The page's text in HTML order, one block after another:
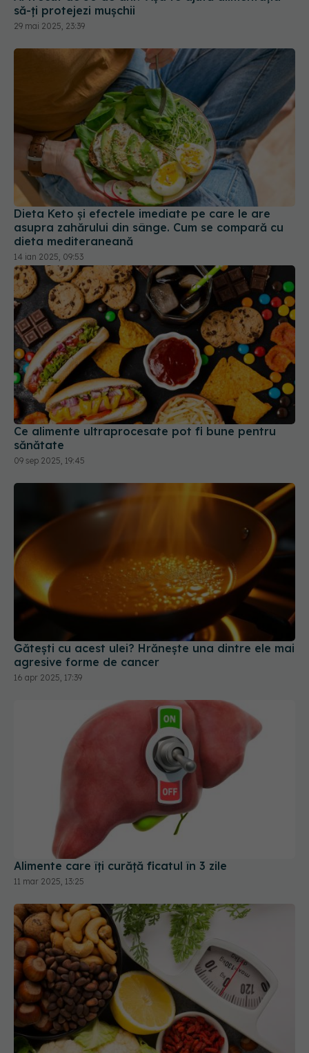
Dieta Keto și efectele imediate pe care le are
asupra zahărului din sânge. Cum se compară cu
dieta mediteraneană
14 ian 2025, 09:53
Ce alimente ultraprocesate pot fi bune pentru
sănătate
09 sep 2025, 19:45
Gătești cu acest ulei? Hrănește una dintre ele mai
16 apr 2025, 17:39
Alimente care îți curăță ficatul în 3 zile
11 mar 2025, 13:25
10 semne că te afli în stare de cetoză
03 mar 2026, 17:21